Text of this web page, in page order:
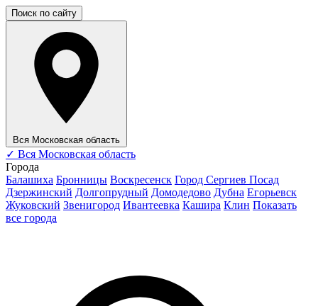
Поиск по сайту
Вся Московская область
✓ Вся Московская область
Города
Балашиха Бронницы Воскресенск Город Сергиев Посад
Дзержинский Долгопрудный Домодедово Дубна Егорьевск
Жуковский Звенигород Ивантеевка Кашира Клин Показать
все города